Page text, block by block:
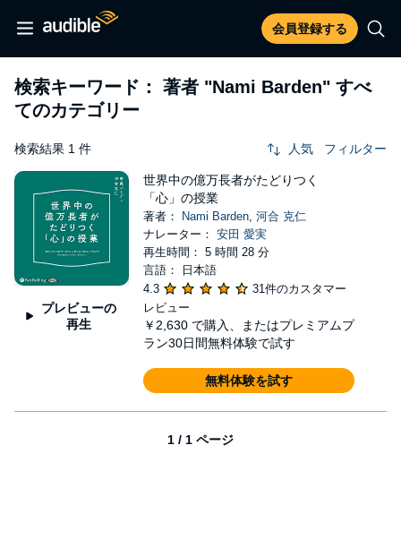
会員登録する
検索キーワード： 著者 "Nami Barden" すべ
てのカテゴリー
検索結果 1 件 人気 フィルター
プレビューの
再生
世界中の億万長者がたどりつく
「心」の授業
著者： Nami Barden, 河合 克仁
ナレーター： 安田 愛実
再生時間： 5 時間 28 分
言語： 日本語
4.3
31件のカスタマー
レビュー
￥2,630 で購入、またはプレミアムプ
ラン30日間無料体験で試す
無料体験を試す
1 / 1 ページ